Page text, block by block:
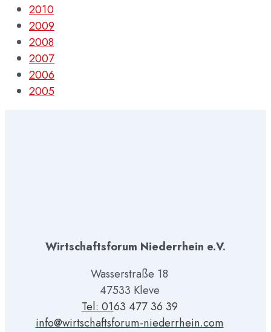
2010
2009
2008
2007
2006
2005
Wirtschaftsforum Niederrhein e.V.
Wasserstraße 18
47533 Kleve
Tel: 0163 477 36 39
info@wirtschaftsforum-niederrhein.com